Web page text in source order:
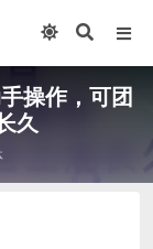
操作，可团
久